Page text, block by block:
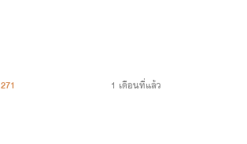
271 1 เดือนที่แล้ว